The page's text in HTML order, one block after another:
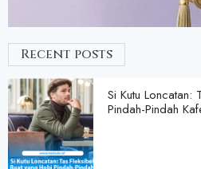
Recent posts
Si Kutu Loncatan:
Pindah-Pindah